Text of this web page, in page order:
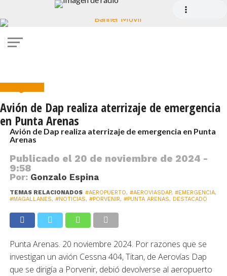
Emergencia
Avión de Dap realiza aterrizaje de emergencia
en Punta Arenas
Avión de Dap realiza aterrizaje de emergencia en Punta
Arenas
Publicado el 20 de noviembre de 2024 -
9:58
Por: Gonzalo Espina
TEMAS RELACIONADOS #AEROPUERTO, #AEROVIASDAP, #EMERGENCIA,
#MAGALLANES, #NOTICIAS, #PORVENIR, #PUNTA ARENAS, DESTACADO
Punta Arenas. 20 noviembre 2024. Por razones que se
investigan un avión Cessna 404, Titan, de Aerovías Dap
que se dirigía a Porvenir, debió devolverse al aeropuerto